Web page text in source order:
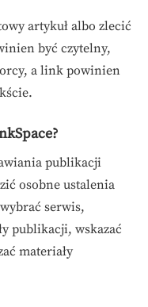
artykuł albo zlecić
być czytelny,
a link powinien
publikacji
osobne ustalenia
serwis,
publikacji, wskazać
materiały